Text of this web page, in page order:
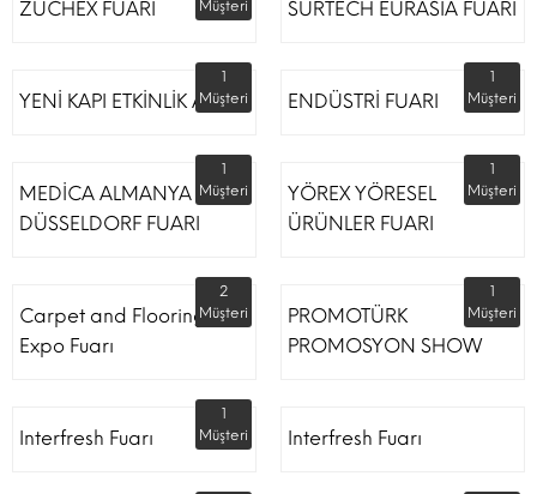
ZUCHEX FUARI Müşteri SURTECH EURASİA FUARI
YENİ KAPI ETKİNLİK ALANI
1
Müşteri
ENDÜSTRİ FUARI
1
Müşteri
MEDİCA ALMANYA
DÜSSELDORF FUARI
1
Müşteri
YÖREX YÖRESEL
ÜRÜNLER FUARI
1
Müşteri
Carpet and Flooring
Expo Fuarı
2
Müşteri
PROMOTÜRK
PROMOSYON SHOW
1
Müşteri
Interfresh Fuarı
1
Müşteri
Interfresh Fuarı